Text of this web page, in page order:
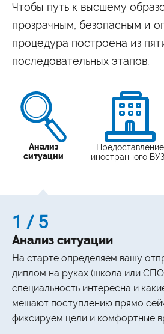
Чтобы путь к высшему
прозрачным, безопасным и
процедура построена из
последовательных этапов.
Анализ
ситуации
Предоставление
иностранного
1 / 5
Анализ ситуации
На старте определяем вашу
диплом на руках (школа или
специальность интересна и
мешают поступлению прямо
фиксируем цели и комфортные